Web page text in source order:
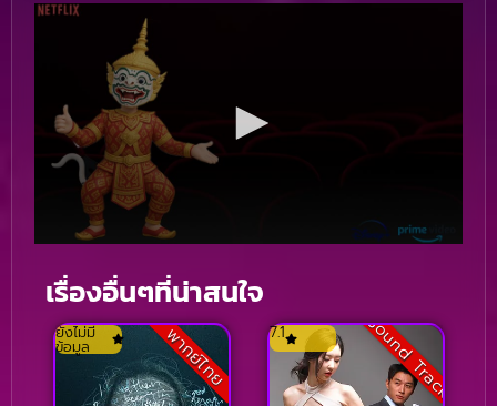
เรื่องอื่นๆที่น่าสนใจ
พากย์ไทย
ยังไม่มี
ข้อมูล Sound Track
7.1